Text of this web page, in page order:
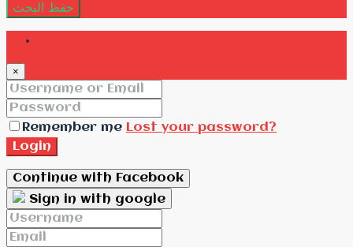
حفظ البحث
×
Remember me Lost your password?
Login
Continue with Facebook
Sign in with google